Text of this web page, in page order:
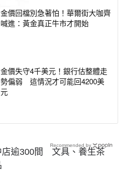
金價回檔別急著怕！華爾街大咖齊
喊進：黃金真正牛市才開始
金價失守4千美元！銀行估整體走
勢偏弱 這情況才可能回4200美
元
店逾300間 文具、養生茶
Recommended by